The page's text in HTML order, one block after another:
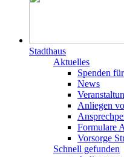
Stadthaus
Aktuelles
Spenden
News
Anliegen
Formulare
Vorsorge
Schnell gefunden